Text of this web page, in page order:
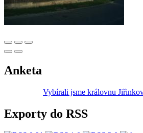
Anketa
Vybírali jsme královnu
Exporty do RSS